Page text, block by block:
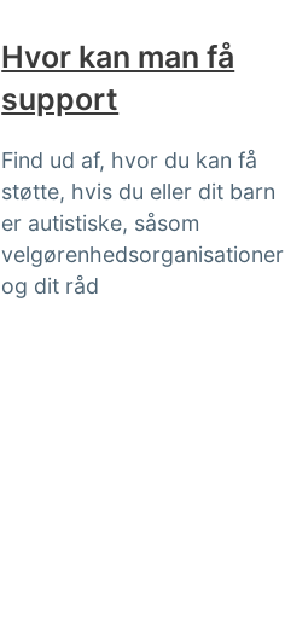
Hvor kan man få
support
Find ud af, hvor du kan få
støtte, hvis du eller dit barn
er autistiske, såsom
velgørenhedsorganisationer
og dit råd